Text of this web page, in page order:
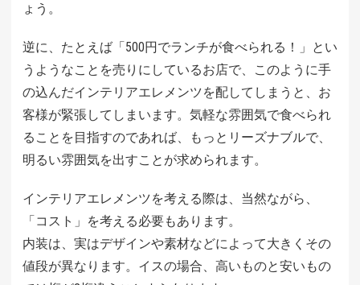
ょう。
逆に、たとえば「500円でランチが食べられる！」とい
うようなことを売りにしているお店で、このように手
の込んだインテリアエレメンツを配してしまうと、お
客様が緊張してしまいます。気軽な雰囲気で食べられ
ることを目指すのであれば、もっとリーズナブルで、
明るい雰囲気を出すことが求められます。
インテリアエレメンツを考える際は、当然ながら、
「コスト」を考える必要もあります。
内装は、実はデザインや素材などによって大きくその
値段が異なります。イスの場合、高いものと安いもの